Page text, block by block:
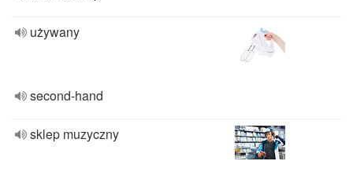
używany
second-hand
sklep muzyczny